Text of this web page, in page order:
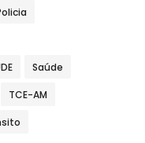
Saúde
TCE-AM